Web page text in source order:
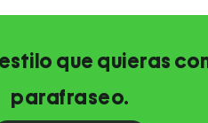
que quieras
parafraseo.